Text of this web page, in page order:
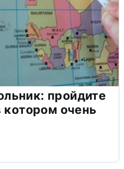
пройдите
котором очень